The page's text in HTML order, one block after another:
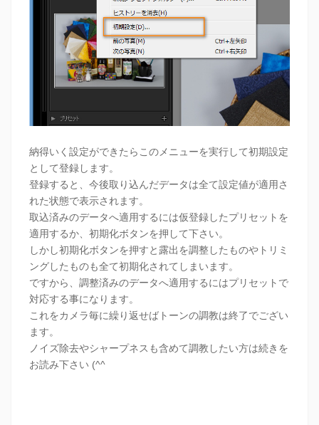
納得いく設定ができたらこのメニューを実行して初期設定
として登録します。
登録すると、今後取り込んだデータは全て設定値が適用さ
れた状態で表示されます。
取込済みのデータへ適用するには仮登録したプリセットを
適用するか、初期化ボタンを押して下さい。
しかし初期化ボタンを押すと露出を調整したものやトリミ
ングしたものも全て初期化されてしまいます。
ですから、調整済みのデータへ適用するにはプリセットで
対応する事になります。
これをカメラ毎に繰り返せばトーンの調教は終了でござい
ます。
ノイズ除去やシャープネスも含めて調教したい方は続きを
お読み下さい (^^